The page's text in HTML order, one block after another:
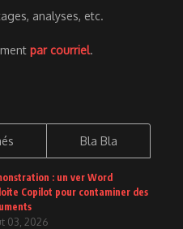
analyses, etc.
par courriel.
Bla Bla
: un ver Word
Copilot pour contaminer des
03, 2026